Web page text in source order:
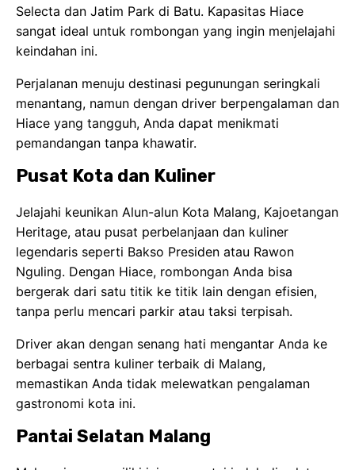
Selecta dan Jatim Park di Batu. Kapasitas Hiace
sangat ideal untuk rombongan yang ingin menjelajahi
keindahan ini.
Perjalanan menuju destinasi pegunungan seringkali
menantang, namun dengan driver berpengalaman dan
Hiace yang tangguh, Anda dapat menikmati
pemandangan tanpa khawatir.
Pusat Kota dan Kuliner
Jelajahi keunikan Alun-alun Kota Malang, Kajoetangan
Heritage, atau pusat perbelanjaan dan kuliner
legendaris seperti Bakso Presiden atau Rawon
Nguling. Dengan Hiace, rombongan Anda bisa
bergerak dari satu titik ke titik lain dengan efisien,
tanpa perlu mencari parkir atau taksi terpisah.
Driver akan dengan senang hati mengantar Anda ke
berbagai sentra kuliner terbaik di Malang,
memastikan Anda tidak melewatkan pengalaman
gastronomi kota ini.
Pantai Selatan Malang